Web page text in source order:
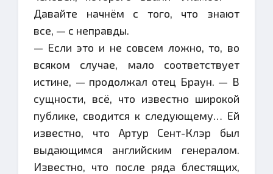
Давайте начнём с того, что знают
все, — с неправды.
— Если это и не совсем ложно, то, во
всяком случае, мало соответствует
истине, — продолжал отец Браун. — В
сущности, всё, что известно широкой
публике, сводится к следующему… Ей
известно, что Артур Сент-Клэр был
выдающимся английским генералом.
Известно, что после ряда блестящих,